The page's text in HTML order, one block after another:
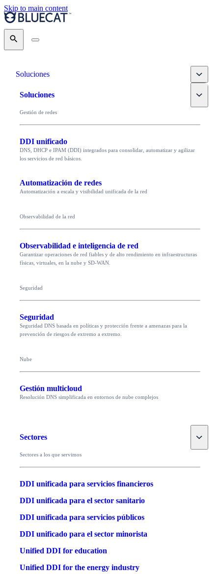
Skip to main content
Search
Soluciones Toggle
Soluciones Toggle
Gestión de redes
DDI unificado
DNS, DHCP e IPAM (DDI) integrados para consolidar, automatizar y agilizar
los servicios de red básicos.
Automatización de redes
Automatización a escala y visibilidad unificada de la red
Observabilidad de la red
Observabilidad e inteligencia de red
Garantizar operaciones de red fiables y de alto rendimiento en infraestructuras
físicas, virtuales, en la nube y SD-WAN.
Seguridad
Seguridad
Seguridad DNS basada en políticas y protección frente a amenazas para la
prevención de riesgos de extremo a extremo.
Nube
Gestión multicloud
Resolución DNS simplificada en entornos de nube complejos
Sectores Toggle
Sectores a los que servimos
DDI unificada para servicios financieros
DDI unificada para el sector sanitario
DDI unificada para servicios públicos
DDI unificado para el sector minorista
Unified DDI for education
Unified DDI for the energy industry